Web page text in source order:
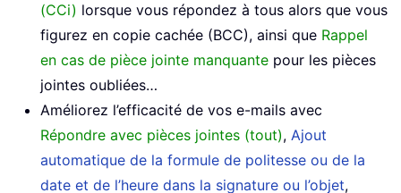
(CCi) lorsque vous répondez à tous alors que vous
figurez en copie cachée (BCC), ainsi que Rappel
en cas de pièce jointe manquante pour les pièces
jointes oubliées…
Améliorez l’efficacité de vos e-mails avec
Répondre avec pièces jointes (tout), Ajout
automatique de la formule de politesse ou de la
date et de l’heure dans la signature ou l’objet,